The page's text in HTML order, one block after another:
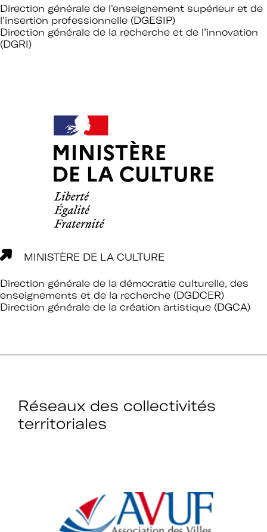
Adhérer à Art + Université + Culture,
c’est :
Profiter de temps de rencontre et
d’échange avec les acteurs des
politiques culturelles dans les
établissements et avec des
intervenants professionnels extérieurs.
Faire partie d’un réseau qui assure
l’interface et le relais avec d’autres
Recherche, le ministère de la Culture
Participer à des actions collectives qui
permettent de faire progresser la
Espace
adhérent
Direction générale de l'enseignement supérieur et de
l'insertion professionnelle (DGESIP)
Direction générale de la recherche et de l’innovation
(DGRI)
MINISTÈRE DE LA CULTURE
Direction générale de la démocratie culturelle, des
enseignements et de la recherche (DGDCER)
Direction générale de la création artistique (DGCA)
Réseaux des collectivités
territoriales